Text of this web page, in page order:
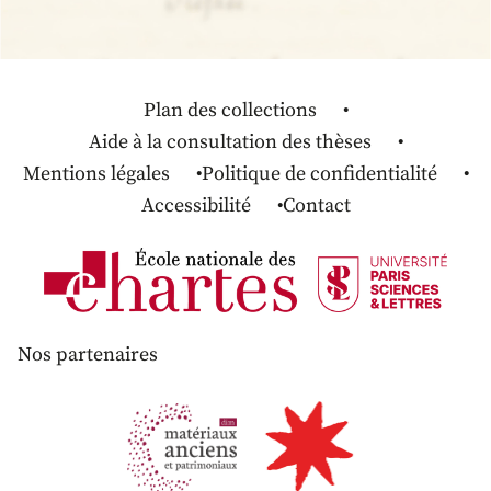
Plan des collections
Aide à la consultation des thèses
Mentions légales
Politique de confidentialité
Accessibilité
Contact
Nos partenaires